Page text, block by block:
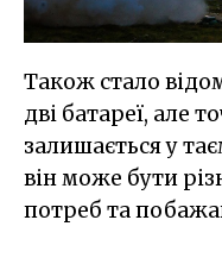
Також стало
дві батареї, але
залишається у
він може бути
потреб та